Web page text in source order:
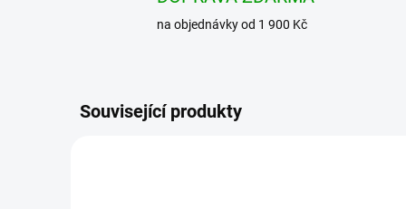
na objednávky od 1 900 Kč
Související produkty